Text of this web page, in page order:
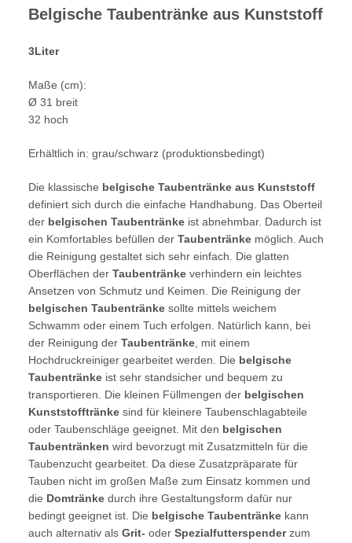
Belgische Taubentränke aus Kunststoff
3Liter
Maße (cm):
Ø 31 breit
32 hoch
Erhältlich in: grau/schwarz (produktionsbedingt)
Die klassische belgische Taubentränke aus Kunststoff
definiert sich durch die einfache Handhabung. Das Oberteil
der belgischen Taubentränke ist abnehmbar. Dadurch ist
ein Komfortables befüllen der Taubentränke möglich. Auch
die Reinigung gestaltet sich sehr einfach. Die glatten
Oberflächen der Taubentränke verhindern ein leichtes
Ansetzen von Schmutz und Keimen. Die Reinigung der
belgischen Taubentränke sollte mittels weichem
Schwamm oder einem Tuch erfolgen. Natürlich kann, bei
der Reinigung der Taubentränke , mit einem
Hochdruckreiniger gearbeitet werden. Die belgische
Taubentränke ist sehr standsicher und bequem zu
transportieren. Die kleinen Füllmengen der belgischen
Kunststofftränke sind für kleinere Taubenschlagabteile
oder Taubenschläge geeignet. Mit den belgischen
Taubentränken wird bevorzugt mit Zusatzmitteln für die
Taubenzucht gearbeitet. Da diese Zusatzpräparate für
Tauben nicht im großen Maße zum Einsatz kommen und
die Domtränke durch ihre Gestaltungsform dafür nur
bedingt geeignet ist. Die belgische Taubentränke kann
auch alternativ als Grit- oder Spezialfutterspenderzum